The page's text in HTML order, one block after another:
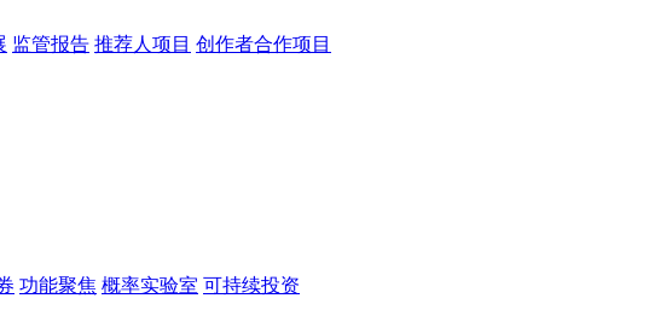
监管报告 推荐人项目 创作者合作项目
功能聚焦 概率实验室 可持续投资